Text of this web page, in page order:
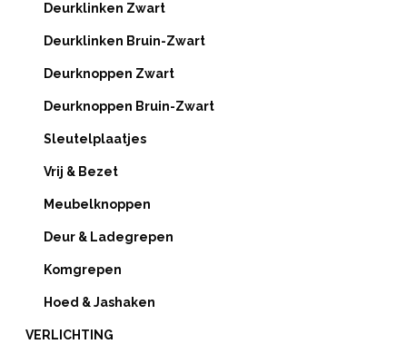
Deurklinken Zwart
Deurklinken Bruin-Zwart
Deurknoppen Zwart
Deurknoppen Bruin-Zwart
Sleutelplaatjes
Vrij & Bezet
Meubelknoppen
Deur & Ladegrepen
Komgrepen
Hoed & Jashaken
VERLICHTING